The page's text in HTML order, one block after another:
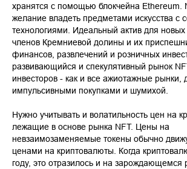
хранятся с помощью блокчейна Ethereum.
желание владеть предметами искусства с
технологиями. Идеальный актив для новых
членов Кремниевой долины и их
финансов, развлечений и розничных
развивающийся и спекулятивный рынок
инвесторов - как и все ажиотажные рынки,
импульсивными покупками и шумихой.
Нужно учитывать и волатильность цен на
лежащие в основе рынка NFT. Цены на
невзаимозаменяемые токены обычно
ценами на криптовалюты. Когда
году, это отразилось и на зарождающемся